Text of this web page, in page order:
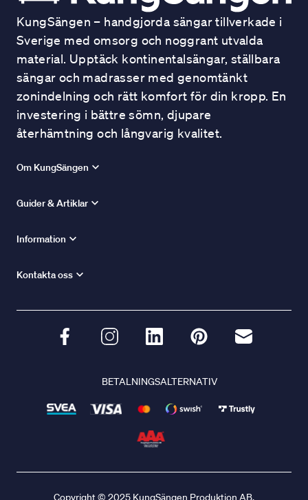
KungSängen – handgjorda sängar tillverkade i
Sverige med omsorg och noggrant utvalda
material. Upptäck kontinentalsängar, ställbara
sängar och madrasser med genomtänkt
zonindelning och rätt komfort för din kropp. En
investering i bättre sömn, djupare
återhämtning och långvarig kvalitet.
Om KungSängen
Guider & Artiklar
Information
Kontakta oss
BETALNINGSALTERNATIV
Copyright © 2025 KungSängen Produktion AB.